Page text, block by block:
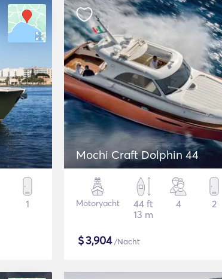
1
Mochi Craft Dolphin 44
Motoryacht
44 ft
13 m
4 2
$3,904/Nacht